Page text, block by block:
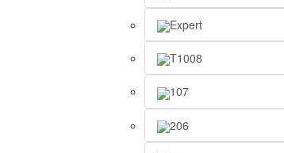
Expert
T1008
107
206